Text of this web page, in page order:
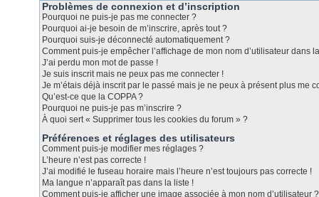
Problèmes de connexion et d’inscription
Pourquoi ne puis-je pas me connecter ?
Pourquoi ai-je besoin de m’inscrire, après tout ?
Pourquoi suis-je déconnecté automatiquement ?
Comment puis-je empêcher l’affichage de mon nom d’utilisateur dans
J’ai perdu mon mot de passe !
Je suis inscrit mais ne peux pas me connecter !
Je m’étais déjà inscrit par le passé mais je ne peux à présent plus me
Qu’est-ce que la COPPA ?
Pourquoi ne puis-je pas m’inscrire ?
À quoi sert « Supprimer tous les cookies du forum » ?
Préférences et réglages des utilisateurs
Comment puis-je modifier mes réglages ?
L’heure n’est pas correcte !
J’ai modifié le fuseau horaire mais l’heure n’est toujours pas correcte !
Ma langue n’apparaît pas dans la liste !
Comment puis-je afficher une image associée à mon nom d’utilisateur ?